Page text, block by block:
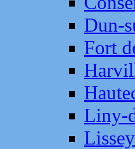
Dun-
Fort
Liny-
Lissey